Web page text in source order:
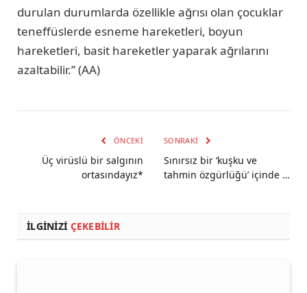
durulan durumlarda özellikle ağrısı olan çocuklar
teneffüslerde esneme hareketleri, boyun
hareketleri, basit hareketler yaparak ağrılarını
azaltabilir.” (AA)
ÖNCEKI
Üç virüslü bir salgının
ortasındayız*
SONRAKI
Sınırsız bir ‘kuşku ve
tahmin özgürlüğü’ içinde …
İLGINIZI ÇEKEBILIR